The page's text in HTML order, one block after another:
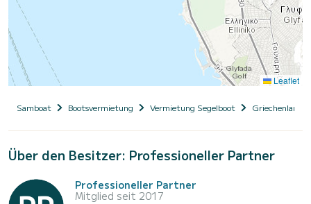
Leaflet
Samboat Bootsvermietung Vermietung Segelboot Griechenland
Über den Besitzer: Professioneller Partner
Professioneller Partner
Mitglied seit 2017